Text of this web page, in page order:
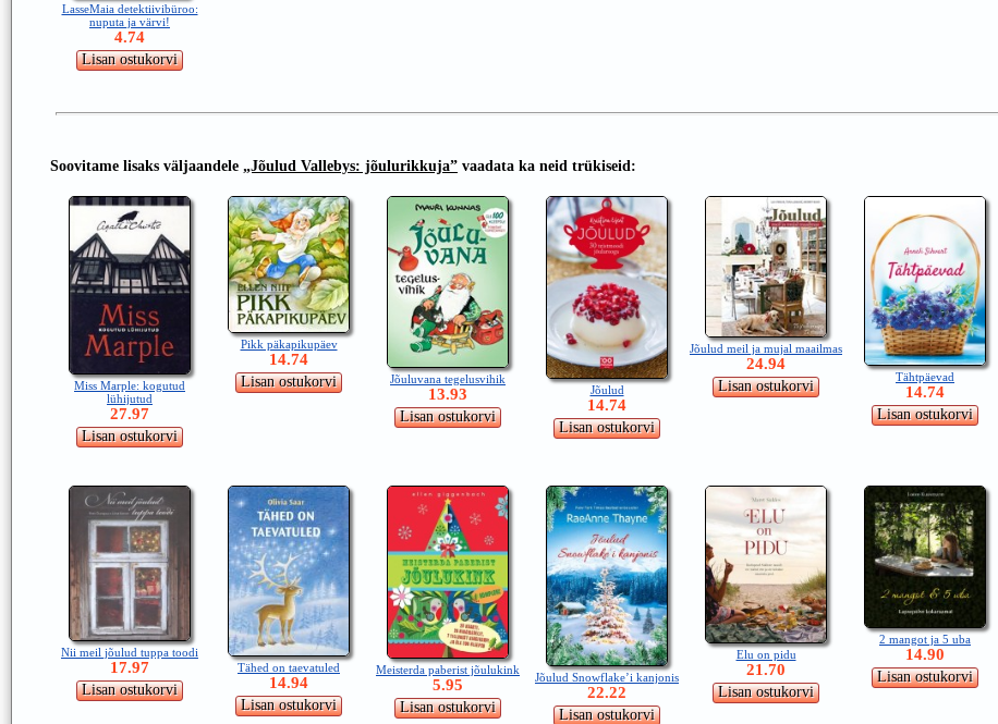
LasseMaia detektiivibüroo:
nuputa ja värvi!
4.74
Soovitame lisaks väljaandele „Jõulud Vallebys: jõulurikkuja” vaadata ka neid trükiseid:
Miss Marple: kogutud
lühijutud
27.97
Pikk päkapikupäev
14.74
Jõuluvana tegelusvihik
13.93 Jõulud
14.74
Jõulud meil ja mujal maailmas
24.94
Tähtpäevad
14.74
Nii meil jõulud tuppa toodi
17.97 Tähed on taevatuled
14.94
Meisterda paberist jõulukink
5.95 Jõulud Snowflake’i kanjonis
22.22
Elu on pidu
21.70
2 mangot ja 5 uba
14.90